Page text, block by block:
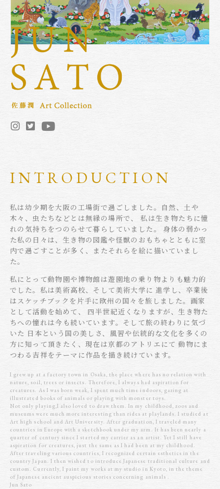
INTRODUCTION
私は幼少期を大阪の工場街で過ごしました。自然、土や
木々、虫たちなどとは無縁の場所で、 私は生き物たちに憧
れの気持ちをつのらせて暮らしていました。 身体の弱かっ
た私の日々は、生き物の図鑑や怪獣のおもちゃとともに室
内で過ごすことが多く、またそれらを絵に描いていまし
た。
私にとって動物園や博物館は遊園地の乗り物よりも魅力的
でした。私は美術高校、そして美術大学に 進学し、卒業後
はスケッチブックを片手に欧州の国々を旅しました。画家
として活動を始めて、 四半世紀近くなりますが、生き物た
ちへの憧れは今も続いています。そして旅の終わりに気づ
いた 日本という国の美しさ、風習や伝統的な文化を多くの
方に知って頂きたく、現在は京都のアトリエにて 動物にま
つわる吉祥をテーマに作品を描き続けています。
I grew up at a factory town in Osaka, the place where has no relation with
nature, soil, trees or insects. Therefore, I always had aspiration for
creatures. As I was born weak, I spent much time indoors, gazing at
illustrated books of animals or playing with monster toys.
Not only playing,I also loved to draw them. In my childhood, zoos and
museums were much more interesting than rides at playlands. I studied at
Art high school and Art University. After graduation, I traveled many
countries in Europe with a sketchbook under my arm. It has been nearly a
quarter of century since I started my carrier as an artist. Yet I still have
aspiration for creatures, just the same as I had been at my childhood.
After traveling various countries, I recognized certain esthetics in the
country Japan. I then wished to introduce Japanese traditional culture and
custom. Currently, I paint my works at my studio in Kyoto, in the theme
of Japanese ancient auspicious stories concerning animals .
Jun Sato